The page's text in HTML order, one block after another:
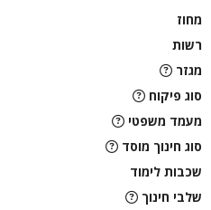
מחוז
רשות
מגזר
סוג פיקוח
מעמד משפטי
סוג חינוך מוסד
שכבות לימוד
שלבי חינוך